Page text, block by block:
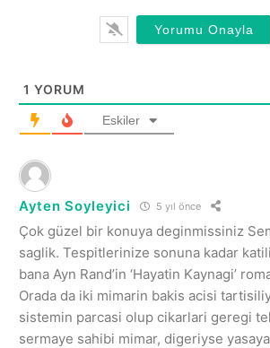
1 YORUM
Eskiler
Ayten Soyleyici 5 yıl önce
Çok güzel bir konuya deginmissiniz
saglik. Tespitlerinize sonuna kadar
bana Ayn Rand’in ‘Hayatin Kaynagi’
Orada da iki mimarin bakis acisi
sistemin parcasi olup cikarlari geregi
sermaye sahibi mimar, digeriyse